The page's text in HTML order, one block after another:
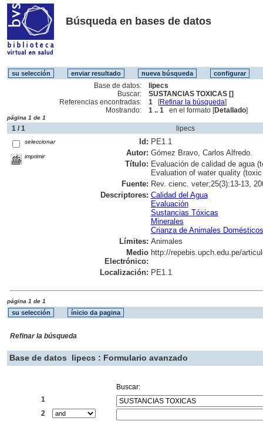
Búsqueda en bases de datos
Base de datos:
lipecs
Buscar:
SUSTANCIAS TOXICAS []
Referencias encontradas:
1 [Refinar la búsqueda]
Mostrando:
1 .. 1 en el formato [Detallado]
página 1 de 1
1 / 1 lipecs
seleccionar
imprimir
Id: PE1.1
Autor: Gómez Bravo, Carlos Alfredo.
Título: Evaluación de calidad de agua
Evaluation of water quality
Fuente: Rev. cienc. veter;25(3):13-13,
Descriptores: Calidad del Agua
Evaluación
Sustancias Tóxicas
Minerales
Crianza de Animales Domésticos
Límites: Animales
Medio
Electrónico:
http://repebis.upch.edu.pe/
Localización: PE1.1
página 1 de 1
Refinar la búsqueda
Base de datos lipecs : Formulario avanzado
Buscar:
1
2